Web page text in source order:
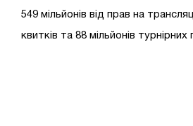
549 мільйонів від прав на
квитків та 88 мільйонів